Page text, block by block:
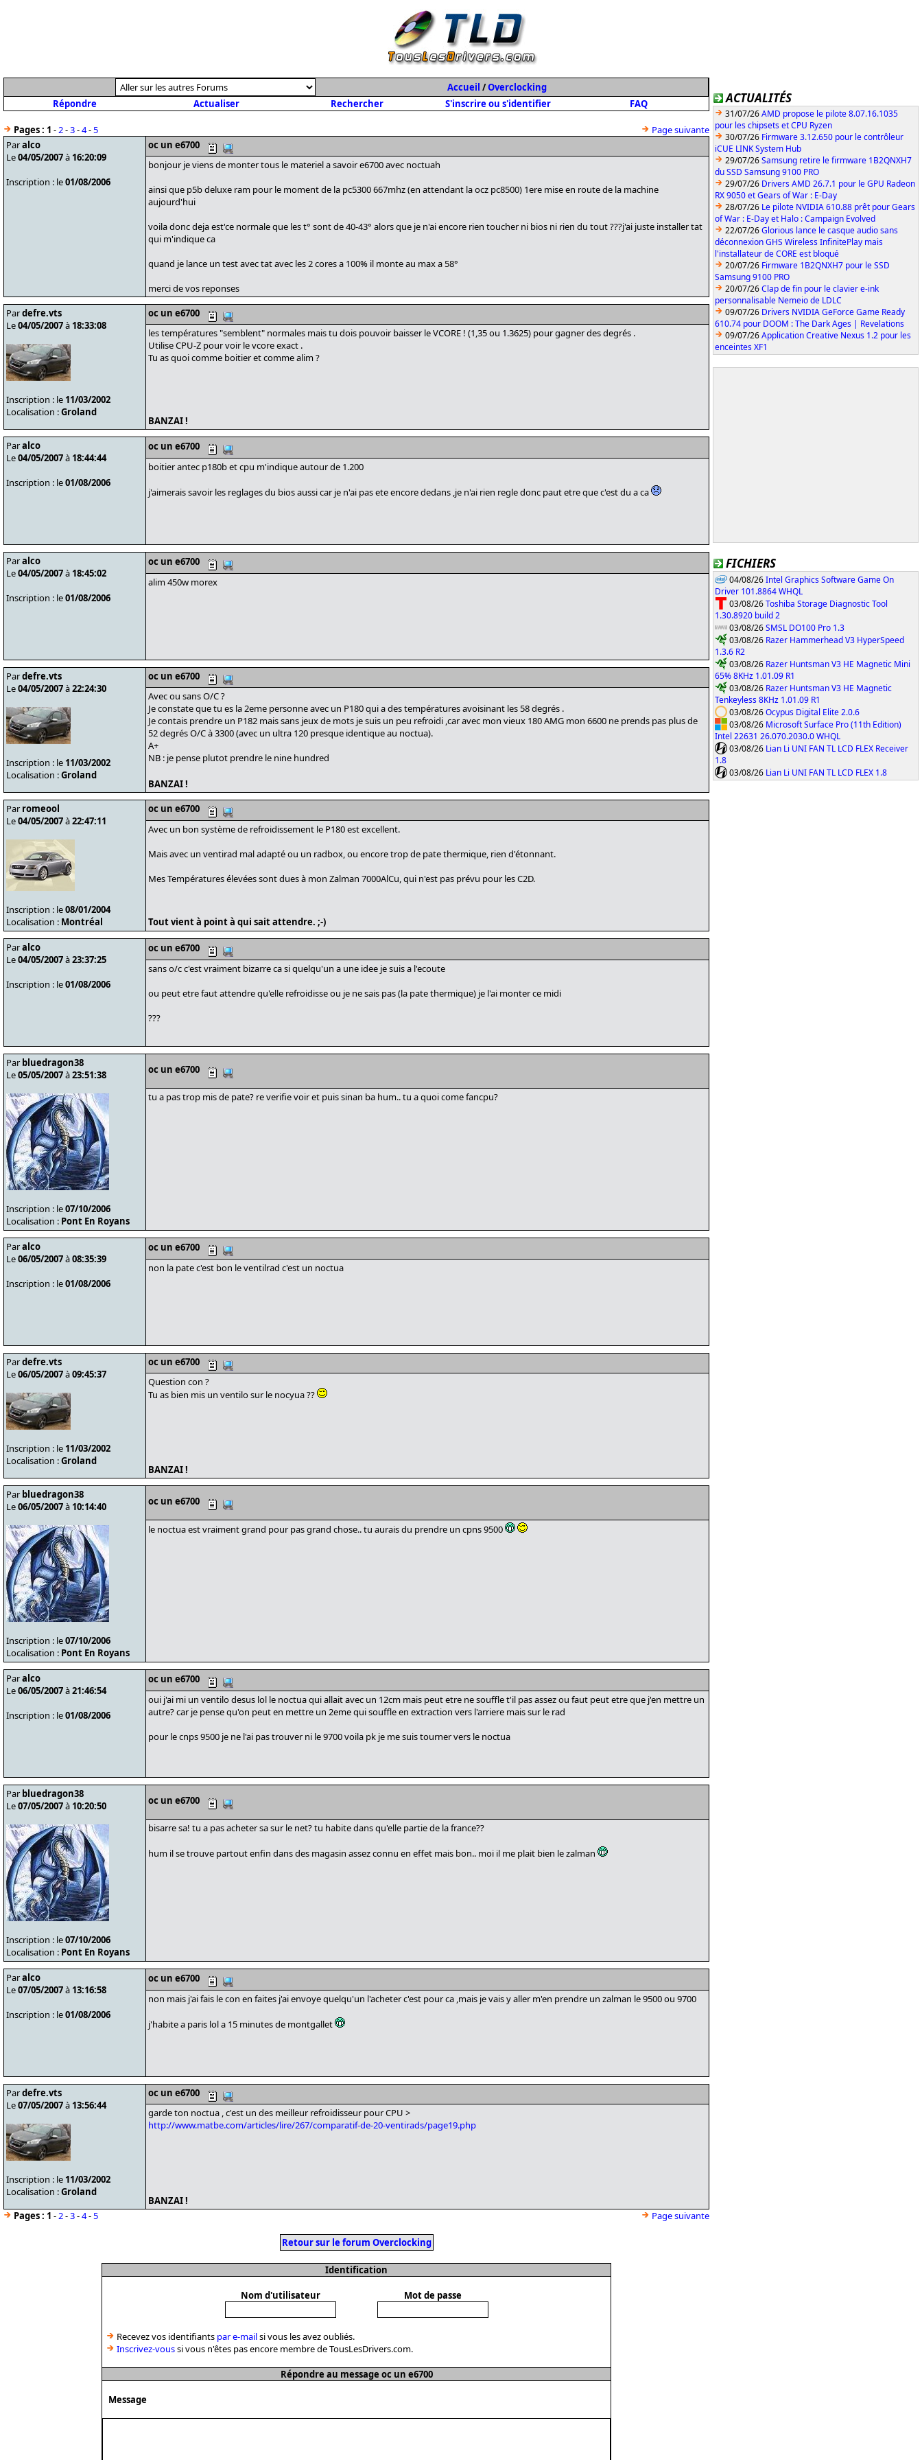
ACTUALITÉS
31/07/26AMD propose le pilote 8.07.16.1035
pour les chipsets et CPU Ryzen
30/07/26 Firmware 3.12.650 pour le contrôleur
iCUE LINK System Hub
29/07/26Samsung retire le firmware 1B2QNXH7
du SSD Samsung 9100 PRO
29/07/26 Drivers AMD 26.7.1 pour le GPU Radeon
RX 9050 et Gears of War : E-Day
28/07/26 Le pilote NVIDIA 610.88 prêt pour Gears
of War : E-Day et Halo : Campaign Evolved
22/07/26Glorious lance le casque audio sans
déconnexion GHS Wireless InfinitePlay mais
l'installateur de CORE est bloqué
20/07/26 Firmware 1B2QNXH7 pour le SSD
Samsung 9100 PRO
20/07/26Clap de fin pour le clavier e-ink
personnalisable Nemeio de LDLC
09/07/26 Drivers NVIDIA GeForce Game Ready
610.74 pour DOOM : The Dark Ages | Revelations
09/07/26Application Creative Nexus 1.2 pour les
enceintes XF1
FICHIERS
04/08/26Intel Graphics Software Game On
Driver 101.8864 WHQL
03/08/26Toshiba Storage Diagnostic Tool
1.30.8920 build 2
03/08/26SMSL DO100 Pro 1.3
03/08/26 Razer Hammerhead V3 HyperSpeed
1.3.6 R2
03/08/26 Razer Huntsman V3 HE Magnetic Mini
65% 8KHz 1.01.09 R1
03/08/26 Razer Huntsman V3 HE Magnetic
Tenkeyless 8KHz 1.01.09 R1
03/08/26Ocypus Digital Elite 2.0.6
03/08/26 Microsoft Surface Pro (11th Edition)
Intel 22631 26.070.2030.0 WHQL
03/08/26 Lian Li UNI FAN TL LCD FLEX Receiver
1.8
03/08/26 Lian Li UNI FAN TL LCD FLEX 1.8
Accueil /Overclocking
Répondre
Actualiser Rechercher S'inscrire ou s'identifier FAQ
Pages : 1 -2-3-4-5
Page suivante
Paralco
Le04/05/2007à 16:20:09
Inscription : le01/08/2006
oc un e6700
bonjour je viens de monter tous le materiel a savoir e6700 avec noctuah
ainsi que p5b deluxe ram pour le moment de la pc5300 667mhz (en attendant la ocz pc8500) 1ere mise en route de la machine
aujourd'hui
voila donc deja est'ce normale que les t° sont de 40-43° alors que je n'ai encore rien toucher ni bios ni rien du tout ???j'ai juste installer tat
qui m'indique ca
quand je lance un test avec tat avec les 2 cores a 100% il monte au max a 58°
merci de vos reponses
Pardefre.vts
Le04/05/2007à 18:33:08
Inscription : le 11/03/2002
Localisation :Groland
oc un e6700
les températures "semblent" normales mais tu dois pouvoir baisser le VCORE ! (1,35 ou 1.3625) pour gagner des degrés .
Utilise CPU-Z pour voir le vcore exact .
Tu as quoi comme boitier et comme alim ?
BANZAI !
Paralco
Le04/05/2007à 18:44:44
Inscription : le01/08/2006
oc un e6700
boitier antec p180b et cpu m'indique autour de 1.200
j'aimerais savoir les reglages du bios aussi car je n'ai pas ete encore dedans ,je n'ai rien regle donc paut etre que c'est du a ca
Paralco
Le04/05/2007à 18:45:02
Inscription : le01/08/2006
oc un e6700
alim 450w morex
Pardefre.vts
Le04/05/2007à22:24:30
Inscription : le 11/03/2002
Localisation :Groland
oc un e6700
Avec ou sans O/C ?
Je constate que tu es la 2eme personne avec un P180 qui a des températures avoisinant les 58 degrés .
Je contais prendre un P182 mais sans jeux de mots je suis un peu refroidi ,car avec mon vieux 180 AMG mon 6600 ne prends pas plus de
52 degrés O/C à 3300 (avec un ultra 120 presque identique au noctua).
A+
NB : je pense plutot prendre le nine hundred
BANZAI !
Par romeool
Le04/05/2007à22:47:11
Inscription : le08/01/2004
Localisation : Montréal
oc un e6700
Avec un bon système de refroidissement le P180 est excellent.
Mais avec un ventirad mal adapté ou un radbox, ou encore trop de pate thermique, rien d'étonnant.
Mes Températures élevées sont dues à mon Zalman 7000AlCu, qui n'est pas prévu pour les C2D.
Tout vient à point à qui sait attendre. ;-)
Paralco
Le04/05/2007à23:37:25
Inscription : le01/08/2006
oc un e6700
sans o/c c'est vraiment bizarre ca si quelqu'un a une idee je suis a l'ecoute
ou peut etre faut attendre qu'elle refroidisse ou je ne sais pas (la pate thermique) je l'ai monter ce midi
???
Par bluedragon38
Le05/05/2007à23:51:38
Inscription : le07/10/2006
Localisation : Pont En Royans
oc un e6700
tu a pas trop mis de pate? re verifie voir et puis sinan ba hum.. tu a quoi come fancpu?
Paralco
Le06/05/2007à08:35:39
Inscription : le01/08/2006
oc un e6700
non la pate c'est bon le ventilrad c'est un noctua
Pardefre.vts
Le06/05/2007à09:45:37
Inscription : le 11/03/2002
Localisation :Groland
oc un e6700
Question con ?
Tu as bien mis un ventilo sur le nocyua ??
BANZAI !
Par bluedragon38
Le06/05/2007à 10:14:40
Inscription : le07/10/2006
Localisation : Pont En Royans
oc un e6700
le noctua est vraiment grand pour pas grand chose.. tu aurais du prendre un cpns 9500
Paralco
Le06/05/2007à21:46:54
Inscription : le01/08/2006
oc un e6700
oui j'ai mi un ventilo desus lol le noctua qui allait avec un 12cm mais peut etre ne souffle t'il pas assez ou faut peut etre que j'en mettre un
autre? car je pense qu'on peut en mettre un 2eme qui souffle en extraction vers l'arriere mais sur le rad
pour le cnps 9500 je ne l'ai pas trouver ni le 9700 voila pk je me suis tourner vers le noctua
Par bluedragon38
Le07/05/2007à 10:20:50
Inscription : le07/10/2006
Localisation : Pont En Royans
oc un e6700
bisarre sa! tu a pas acheter sa sur le net? tu habite dans qu'elle partie de la france??
hum il se trouve partout enfin dans des magasin assez connu en effet mais bon.. moi il me plait bien le zalman
Paralco
Le07/05/2007à 13:16:58
Inscription : le01/08/2006
oc un e6700
non mais j'ai fais le con en faites j'ai envoye quelqu'un l'acheter c'est pour ca ,mais je vais y aller m'en prendre un zalman le 9500 ou 9700
j'habite a paris lol a 15 minutes de montgallet
Pardefre.vts
Le07/05/2007à 13:56:44
Inscription : le 11/03/2002
Localisation :Groland
oc un e6700
garde ton noctua , c'est un des meilleur refroidisseur pour CPU >
http://www.matbe.com/articles/lire/267/comparatif-de-20-ventirads/page19.php
BANZAI !
Pages : 1 -2-3-4-5 Page suivante
Retour sur le forum Overclocking
Identification
Nom d'utilisateur Mot de passe
Recevez vos identifiants par e-mailsi vous les avez oubliés.
Inscrivez-voussi vous n'êtes pas encore membre de TousLesDrivers.com.
Répondre au message oc un e6700
Message